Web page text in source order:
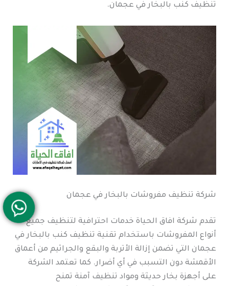
تنظيف كنب بالبخار في عجمان.
شركة تنظيف مفروشات بالبخار في عجمان
تقدم شركة افاق الحياة خدمات احترافية لتنظيف جميع
أنواع المفروشات باستخدام تقنية تنظيف كنب بالبخار في
عجمان التي تضمن إزالة الأتربة والبقع والجراثيم من أعماق
الأقمشة دون التسبب في أي أضرار. كما تعتمد الشركة
على أجهزة بخار حديثة ومواد تنظيف آمنة تمنح